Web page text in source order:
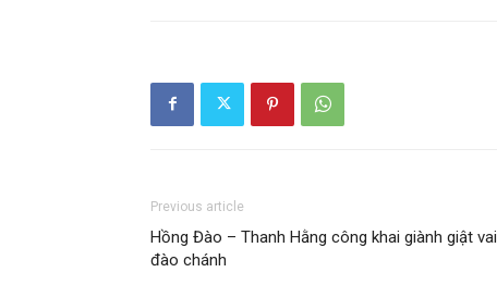
Previous article
Hồng Đào – Thanh Hằng công khai giành giật vai
đào chánh